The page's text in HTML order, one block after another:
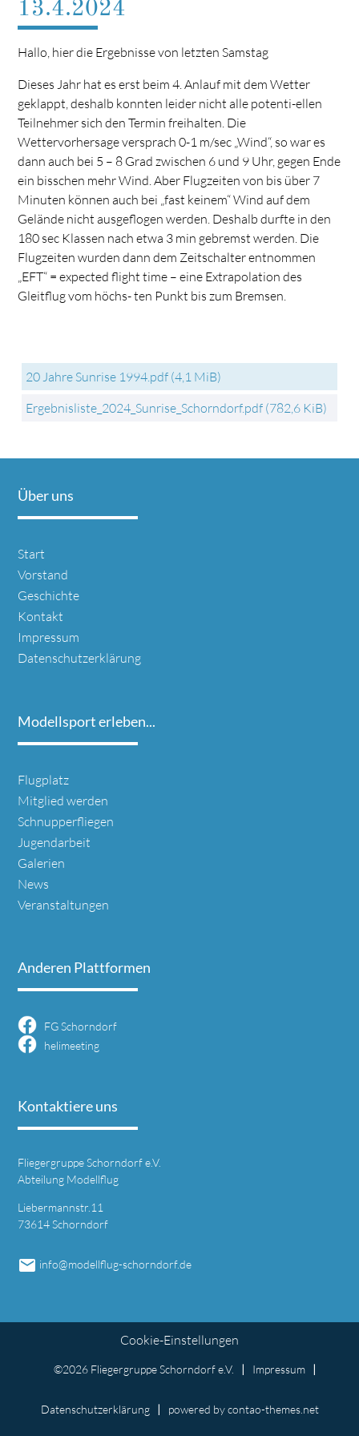
13.4.2024
Hallo, hier die Ergebnisse von letzten Samstag
Dieses Jahr hat es erst beim 4. Anlauf mit dem Wetter
geklappt, deshalb konnten leider nicht alle potenti-ellen
Teilnehmer sich den Termin freihalten. Die
Wettervorhersage versprach 0-1 m/sec „Wind“, so war es
dann auch bei 5 – 8 Grad zwischen 6 und 9 Uhr, gegen Ende
ein bisschen mehr Wind. Aber Flugzeiten von bis über 7
Minuten können auch bei „fast keinem“ Wind auf dem
Gelände nicht ausgeflogen werden. Deshalb durfte in den
180 sec Klassen nach etwa 3 min gebremst werden. Die
Flugzeiten wurden dann dem Zeitschalter entnommen
„EFT“ = expected flight time – eine Extrapolation des
Gleitflug vom höchs- ten Punkt bis zum Bremsen.
20 Jahre Sunrise 1994.pdf (4,1 MiB)
Ergebnisliste_2024_Sunrise_Schorndorf.pdf (782,6 KiB)
Über uns
Navigation
überspringen
Start
Vorstand
Geschichte
Kontakt
Impressum
Datenschutzerklärung
Modellsport erleben...
Navigation
überspringen
Flugplatz
Mitglied werden
Schnupperfliegen
Jugendarbeit
Galerien
News
Veranstaltungen
Anderen Plattformen
FG Schorndorf
helimeeting
Kontaktiere uns
Fliegergruppe Schorndorf e.V.
Abteilung Modellflug
Liebermannstr.11
73614 Schorndorf
email info@modellflug-schorndorf.de
Cookie-Einstellungen
©2026 Fliegergruppe Schorndorf e.V. Impressum
Datenschutzerklärung powered bycontao-themes.net